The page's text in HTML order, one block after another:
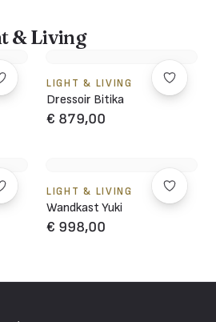
& Living
LIGHT & LIVING
Dressoir Bitika
€ 879,00
LIGHT & LIVING
Wandkast Yuki
€ 998,00